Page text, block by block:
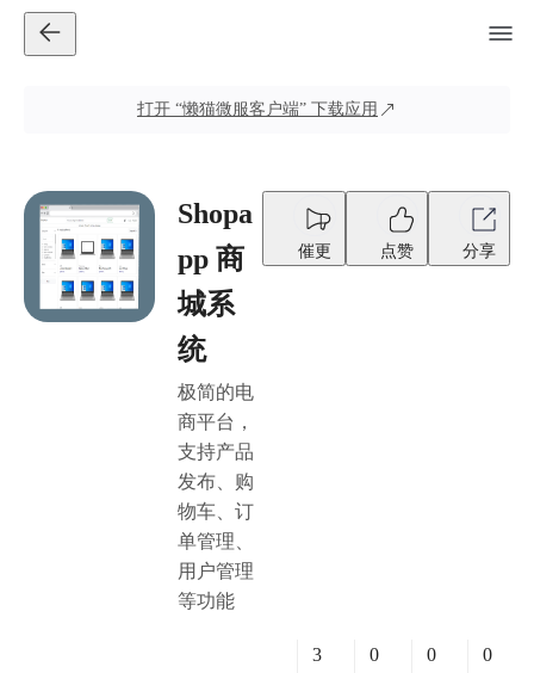
打开 “懒猫微服客户端” 下载应用
Shopa
pp 商
城系
统
极简的电
商平台，
支持产品
发布、购
物车、订
单管理、
用户管理
等功能
催更 点赞 分享
3
0
0
0